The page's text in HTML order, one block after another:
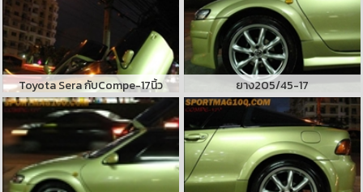
Toyota Sera กับCompe-17นิ้ว ยาง205/45-17